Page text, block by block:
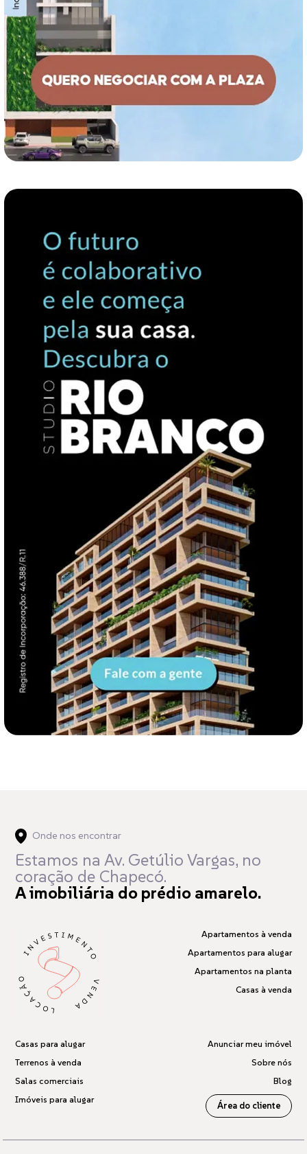
Onde nos encontrar
Estamos na Av. Getúlio Vargas, no
coração de Chapecó.
A imobiliária do prédio amarelo.
Apartamentos à venda
Apartamentos para alugar
Apartamentos na planta
Casas à venda
Casas para alugar
Terrenos à venda
Salas comerciais
Imóveis para alugar
Anunciar meu imóvel
Sobre nós
Blog
Área do cliente